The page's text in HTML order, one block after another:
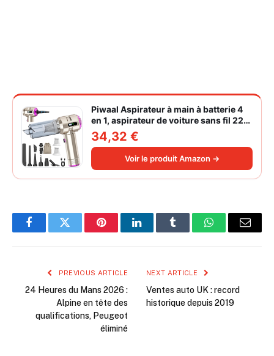
Piwaal Aspirateur à main à batterie 4
en 1, aspirateur de voiture sans fil 22
000 Pa avec moteur sans balais,
souffleur électrique à air comprimé
220 000 tr/min 3 vitesses pour poils
d'animaux
34,32 €
Voir le produit Amazon →
FacebookTwitter PinterestLinkedInTumblr WhatsAppEmail
PREVIOUS ARTICLE
24 Heures du Mans 2026 :
Alpine en tête des
qualifications, Peugeot
éliminé
NEXT ARTICLE
Ventes auto UK : record
historique depuis 2019